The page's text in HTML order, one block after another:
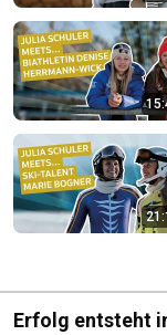
Erfolg entsteht